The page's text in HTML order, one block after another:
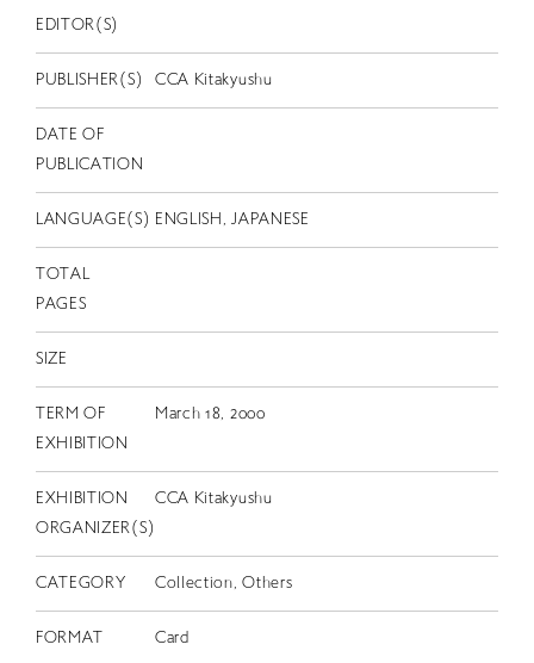
EDITOR(S)
PUBLISHER(S) CCA Kitakyushu
DATE OF
PUBLICATION
LANGUAGE(S) ENGLISH, JAPANESE
TOTAL
PAGES
SIZE
TERM OF
EXHIBITION
March 18, 2000
EXHIBITION
ORGANIZER(S)
CCA Kitakyushu
CATEGORY Collection, Others
FORMAT Card